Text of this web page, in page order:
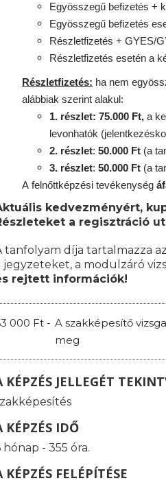
Egyösszegű befizetés +
Egyösszegű befizetés
Részletfizetés + GYES/
Részletfizetés esetén a
Részletfizetés: ha nem
alábbiak szerint alakul:
1. részlet: 75.000 Ft, a
levonhatók
2. részlet: 50.000 Ft (a
3. részlet: 50.000 Ft (a
A felnőttképzési tevékenység
kedvezményért,
a regisztráció
tanfolyam díja tartalmazza
jegyzeteket, a modulzáró
rejtett információk!
000 Ft - A szakképesítő
meg
KÉPZÉS JELLEGÉT
KÉPZÉS IDŐ
hónap - 355 óra.
KÉPZÉS FELÉPÍTÉSE